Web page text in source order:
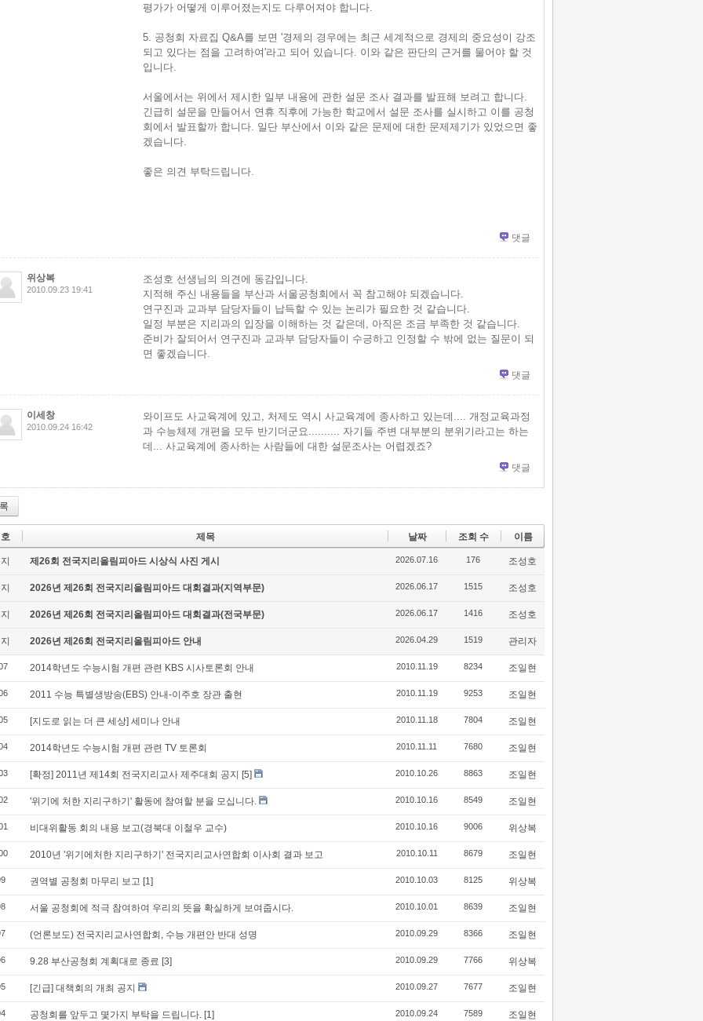
평가가 어떻게 이루어졌는지도 다루어져야 합니다.
5. 공청회 자료집 Q&A를 보면 '경제의 경우에는 최근 세계적으로 경제의 중요성이 강조
되고 있다는 점을 고려하여'라고 되어 있습니다. 이와 같은 판단의 근거를 물어야 할 것
입니다.
서울에서는 위에서 제시한 일부 내용에 관한 설문 조사 결과를 발표해 보려고 합니다.
긴급히 설문을 만들어서 연휴 직후에 가능한 학교에서 설문 조사를 실시하고 이를 공청
회에서 발표할까 합니다. 일단 부산에서 이와 같은 문제에 대한 문제제기가 있었으면 좋
겠습니다.
좋은 의견 부탁드립니다.
댓글
위상복
2010.09.23 19:41
조성호 선생님의 의견에 동감입니다.
지적해 주신 내용들을 부산과 서울공청회에서 꼭 참고해야 되겠습니다.
연구진과 교과부 담당자들이 납득할 수 있는 논리가 필요한 것 같습니다.
일정 부분은 지리과의 입장을 이해하는 것 같은데, 아직은 조금 부족한 것 같습니다.
준비가 잘되어서 연구진과 교과부 담당자들이 수긍하고 인정할 수 밖에 없는 질문이 되
면 좋겠습니다.
댓글
이세창
2010.09.24 16:42
와이프도 사교육계에 있고, 처제도 역시 사교육계에 종사하고 있는데.... 개정교육과정
과 수능체제 개편을 모두 반기더군요.......... 자기들 주변 대부분의 분위기라고는 하는
데... 사교육계에 종사하는 사람들에 대한 설문조사는 어렵겠죠?
댓글
제목 날짜 조회 수 이름
제26회 전국지리올림피아드 시상식 사진 게시 2026.07.16 176 조성호
2026년 제26회 전국지리올림피아드 대회결과(지역부문) 2026.06.17 1515 조성호
2026년 제26회 전국지리올림피아드 대회결과(전국부문) 2026.06.17 1416 조성호
2026년 제26회 전국지리올림피아드 안내 2026.04.29 1519 관리자
2014학년도 수능시험 개편 관련 KBS 시사토론회 안내 2010.11.19 8234 조일현
2011 수능 특별생방송(EBS) 안내-이주호 장관 출현 2010.11.19 9253 조일현
[지도로 읽는 더 큰 세상] 세미나 안내 2010.11.18 7804 조일현
2014학년도 수능시험 개편 관련 TV 토론회 2010.11.11 7680 조일현
[확정] 2011년 제14회 전국지리교사 제주대회 공지 [5] 2010.10.26 8863 조일현
'위기에 처한 지리구하기' 활동에 참여할 분을 모십니다. 2010.10.16 8549 조일현
비대위활동 회의 내용 보고(경북대 이철우 교수) 2010.10.16 9006 위상복
2010년 '위기에처한 지리구하기' 전국지리교사연합회 이사회 결과 보고 2010.10.11 8679 조일현
권역별 공청회 마무리 보고 [1] 2010.10.03 8125 위상복
서울 공청회에 적극 참여하여 우리의 뜻을 확실하게 보여줍시다. 2010.10.01 8639 조일현
(언론보도) 전국지리교사연합회, 수능 개편안 반대 성명 2010.09.29 8366 조일현
9.28 부산공청회 계획대로 종료 [3] 2010.09.29 7766 위상복
[긴급] 대책회의 개최 공지 2010.09.27 7677 조일현
공청회를 앞두고 몇가지 부탁을 드립니다. [1] 2010.09.24 7589 조일현